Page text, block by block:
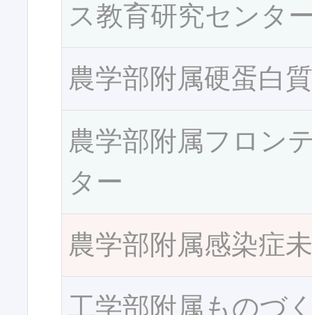
ス教育研究センタ
農学部附属硬蛋白
農学部附属フロン
ター
農学部附属感染症
工学部附属ものづ